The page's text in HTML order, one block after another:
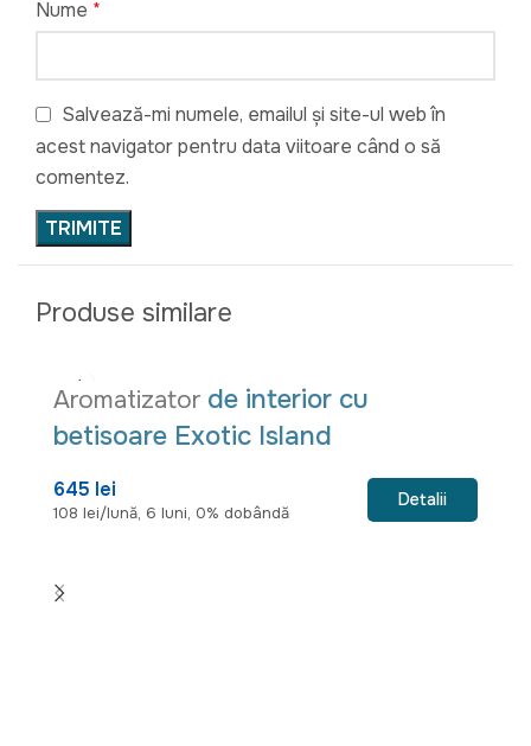
Nume *
Salvează-mi numele, emailul și site-ul web în
acest navigator pentru data viitoare când o să
comentez.
Produse similare
Aromatizator de interior cu
betisoare Exotic Island
645 lei
108 lei/lună, 6 luni, 0% dobândă
Detalii